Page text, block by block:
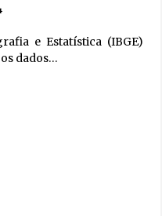
e Estatística (IBGE)
dados…